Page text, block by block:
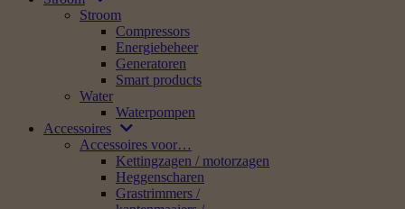
Stroom
Compressors
Energiebeheer
Generatoren
Smart products
Water
Waterpompen
Accessoires
Accessoires voor…
Kettingzagen / motorzagen
Heggenscharen
Grastrimmers /